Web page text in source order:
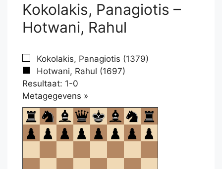
Kokolakis, Panagiotis –
Hotwani, Rahul
Kokolakis, Panagiotis (1379)
Hotwani, Rahul (1697)
Resultaat: 1-0
Metagegevens »
om
te
openen.